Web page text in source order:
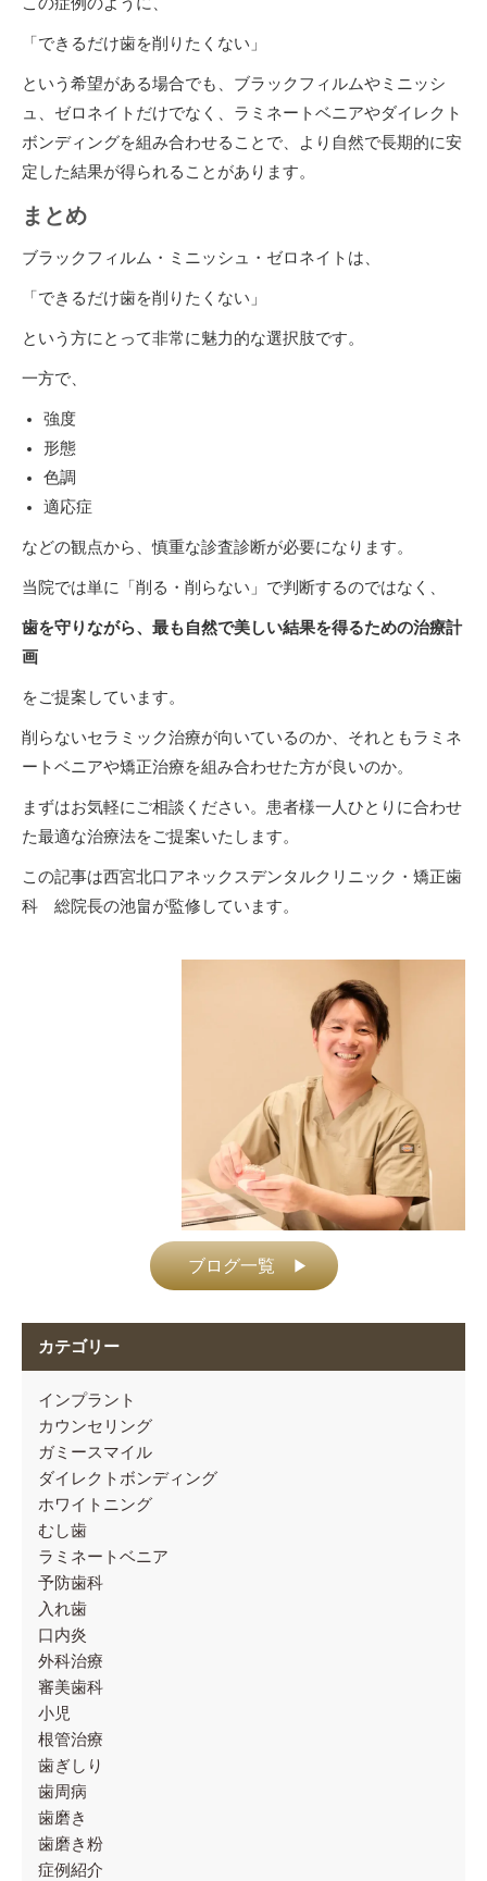
この症例のように、
「できるだけ歯を削りたくない」
という希望がある場合でも、ブラックフィルムやミニッシ
ュ、ゼロネイトだけでなく、ラミネートベニアやダイレクト
ボンディングを組み合わせることで、より自然で長期的に安
定した結果が得られることがあります。
まとめ
ブラックフィルム・ミニッシュ・ゼロネイトは、
「できるだけ歯を削りたくない」
という方にとって非常に魅力的な選択肢です。
一方で、
強度
形態
色調
適応症
などの観点から、慎重な診査診断が必要になります。
当院では単に「削る・削らない」で判断するのではなく、
歯を守りながら、最も自然で美しい結果を得るための治療計
画
をご提案しています。
削らないセラミック治療が向いているのか、それともラミネ
ートベニアや矯正治療を組み合わせた方が良いのか。
まずはお気軽にご相談ください。患者様一人ひとりに合わせ
た最適な治療法をご提案いたします。
この記事は西宮北口アネックスデンタルクリニック・矯正歯
科 総院長の池畠が監修しています。
ブログ一覧 ▶
カテゴリー
インプラント
カウンセリング
ガミースマイル
ダイレクトボンディング
ホワイトニング
むし歯
ラミネートベニア
予防歯科
入れ歯
口内炎
外科治療
審美歯科
小児
根管治療
歯ぎしり
歯周病
歯磨き
歯磨き粉
症例紹介